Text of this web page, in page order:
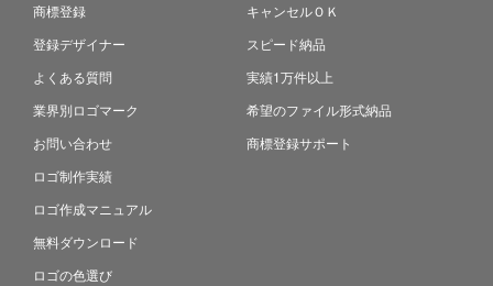
商標登録
登録デザイナー
よくある質問
業界別ロゴマーク
お問い合わせ
ロゴ制作実績
ロゴ作成マニュアル
無料ダウンロード
ロゴの色選び
キャンセルＯＫ
スピード納品
実績1万件以上
希望のファイル形式納品
商標登録サポート